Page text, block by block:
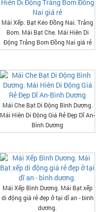
Mái Xếp. Bạt Kéo Đồng Nai. Trảng
Bom. Mái Bạt Che. Mái Hiên Di
Động Trảng Bom Đồng Nai giá rẻ
Mái Che Bạt Di Động Bình Dương.
Mái Hiên Di Động Giá Rẻ Đẹp Dĩ An-
Bình Dương
Mái Xếp Bình Dương. Mái Bạt xếp
di động giá rẻ đẹp ở tại dĩ an - bình
dương.